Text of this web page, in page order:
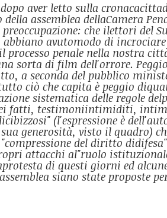
aver letto sulla
assemblea dellaCamera
che ilettori del
avutomodo di
processo penale nella nostra
sorta di film dell'orrore.
a seconda del pubblico
ciò che capita è peggio
sistematica delle regole
fatti, testimoniintimiditi,
(l'espressione è
generosità, visto il quadro)
del diritto
attacchi al"ruolo
di questi giorni ed
siano state proposte